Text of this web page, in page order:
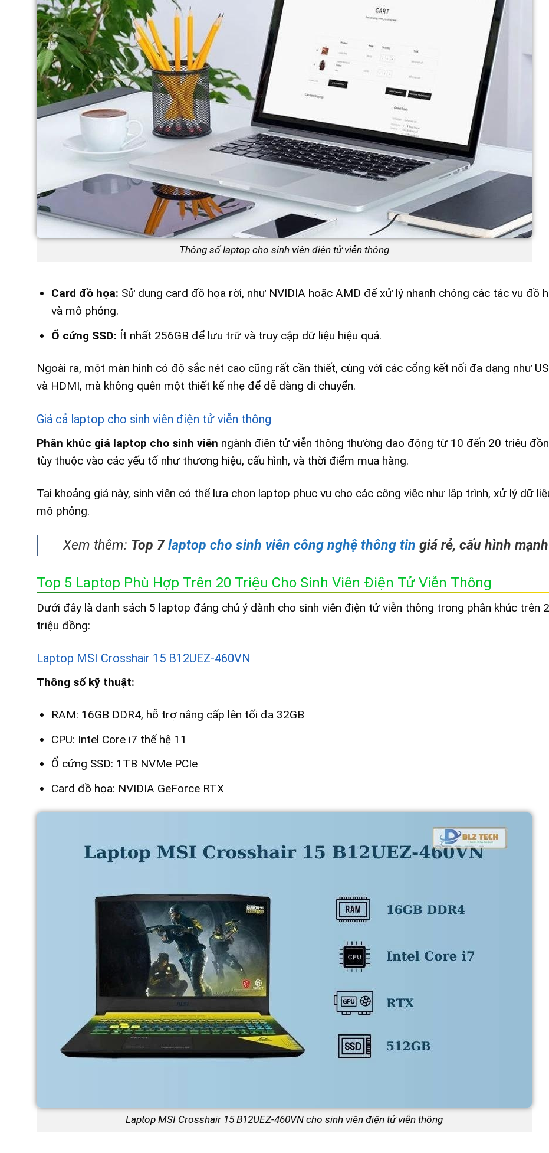
Thông số laptop cho sinh viên điện tử viễn thông
Card đồ họa: Sử dụng card đồ họa rời, như NVIDIA hoặc AMD để xử lý nhanh chóng các tác vụ đồ
và mô phỏng.
Ổ cứng SSD: Ít nhất 256GB để lưu trữ và truy cập dữ liệu hiệu quả.
Ngoài ra, một màn hình có độ sắc nét cao cũng rất cần thiết, cùng với các cổng kết nối đa dạng như
và HDMI, mà không quên một thiết kế nhẹ để dễ dàng di chuyển.
Giá cả laptop cho sinh viên điện tử viễn thông
Phân khúc giá laptop cho sinh viên ngành điện tử viễn thông thường dao động từ 10 đến 20 triệu
tùy thuộc vào các yếu tố như thương hiệu, cấu hình, và thời điểm mua hàng.
Tại khoảng giá này, sinh viên có thể lựa chọn laptop phục vụ cho các công việc như lập trình, xử lý dữ
mô phỏng.
Xem thêm: Top 7laptop cho sinh viên công nghệ thông tin giá rẻ, cấu hình mạnh
Top 5 Laptop Phù Hợp Trên 20 Triệu Cho Sinh Viên Điện Tử Viễn Thông
Dưới đây là danh sách 5 laptop đáng chú ý dành cho sinh viên điện tử viễn thông trong phân khúc trên
triệu đồng:
Laptop MSI Crosshair 15 B12UEZ-460VN
Thông số kỹ thuật:
RAM: 16GB DDR4, hỗ trợ nâng cấp lên tối đa 32GB
CPU: Intel Core i7 thế hệ 11
Ổ cứng SSD: 1TB NVMe PCIe
Card đồ họa: NVIDIA GeForce RTX
Laptop MSI Crosshair 15 B12UEZ-460VN cho sinh viên điện tử viễn thông